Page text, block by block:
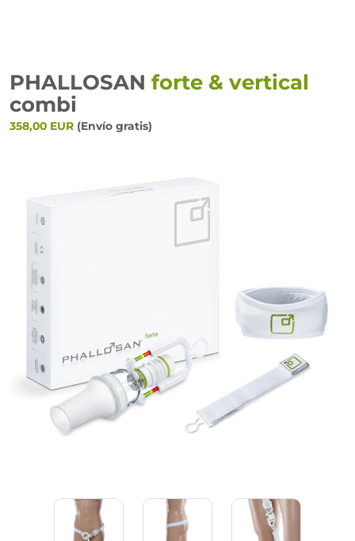
PHALLOSAN forte & vertical
combi
358,00 EUR (Envío gratis)